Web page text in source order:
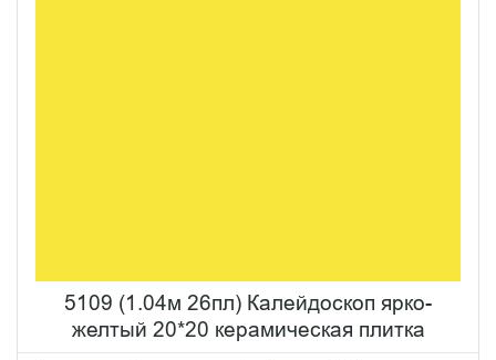
5109 (1.04м 26пл) Калейдоскоп ярко-
желтый 20*20 керамическая плитка